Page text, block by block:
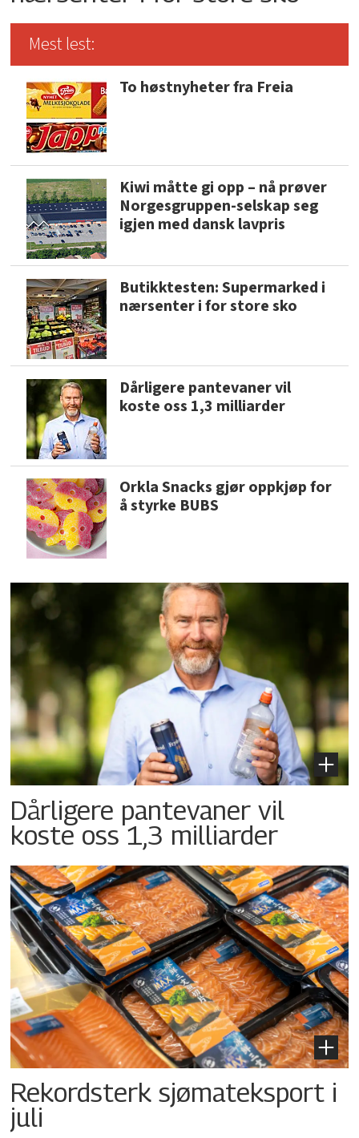
Mest lest:
To høstnyheter fra Freia
Kiwi måtte gi opp – nå prøver
Norgesgruppen-selskap seg
igjen med dansk lavpris
Butikktesten: Supermarked i
nærsenter i for store sko
Dårligere pantevaner vil
koste oss 1,3 milliarder
Orkla Snacks gjør oppkjøp for
å styrke BUBS
Dårligere pantevaner vil
koste oss 1,3 milliarder
Rekordsterk sjømateksport i
juli